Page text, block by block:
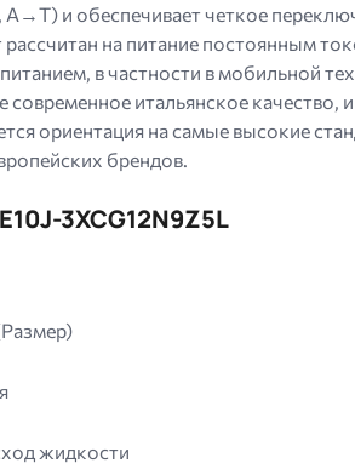
и обеспечивает четкое
на питание постоянным
в частности в мобильной
итальянское
ориентация на самые высокие
брендов.
3XCG12N9Z5L
жидкости